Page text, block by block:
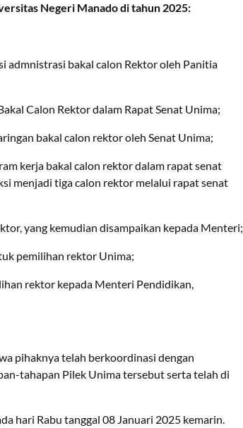
Negeri Manado di tahun 2025:
admnistrasi bakal calon Rektor oleh Panitia
Calon Rektor dalam Rapat Senat Unima;
bakal calon rektor oleh Senat Unima;
kerja bakal calon rektor dalam rapat senat
menjadi tiga calon rektor melalui rapat senat
yang kemudian disampaikan kepada Menteri;
pemilihan rektor Unima;
rektor kepada Menteri Pendidikan,
pihaknya telah berkoordinasi dengan
tahapan Pilek Unima tersebut serta telah di
hari Rabu tanggal 08 Januari 2025 kemarin.